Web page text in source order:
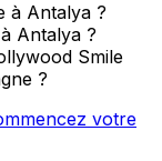
à Antalya ?
Antalya ?
Smile
?
votre